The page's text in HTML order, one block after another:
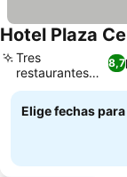
Hotel Plaza
8,7
Tres
restaurantes
variados
Elige fechas